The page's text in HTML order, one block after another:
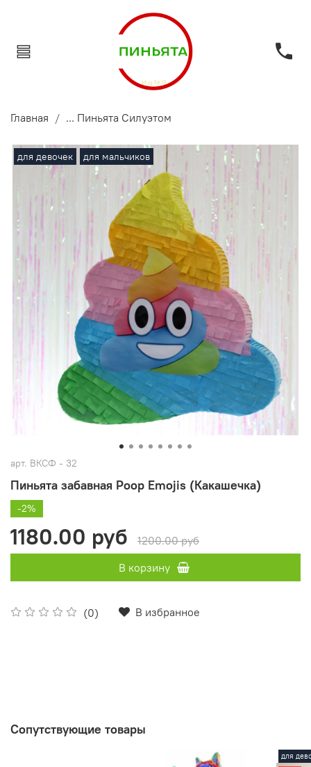
Главная ... Пиньята Силуэтом
для девочек для мальчиков
арт. ВКСФ - 32
Пиньята забавная Poop Emojis (Какашечка)
(0) В избранное
-2%
1180.00 руб
1200.00 руб
В корзину
Сопутствующие товары
для